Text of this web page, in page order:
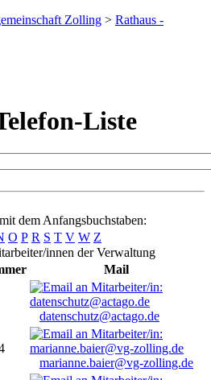
Zolling > Rathaus -
Liste
dem Anfangsbuchstaben:
O P R S T V W Z
innen der Verwaltung
Mail
datenschutz@actago.de
marianne.baier@vg-zolling.de